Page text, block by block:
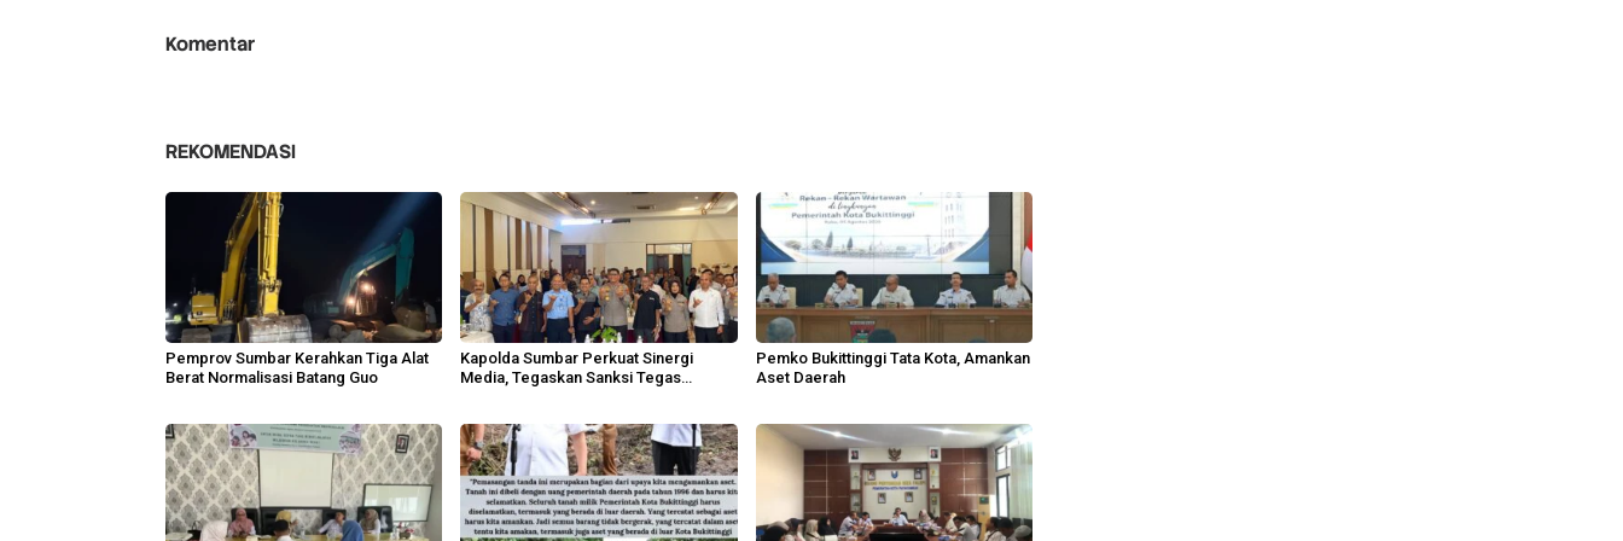
Komentar
REKOMENDASI
Pemprov Sumbar Kerahkan Tiga Alat
Berat Normalisasi Batang Guo
Kapolda Sumbar Perkuat Sinergi
Media, Tegaskan Sanksi Tegas
Pemko Bukittinggi Tata Kota, Amankan
Aset Daerah